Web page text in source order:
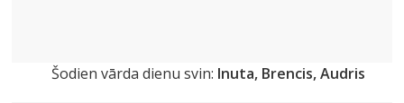
Šodien vārda dienu svin: Inuta, Brencis, Audris